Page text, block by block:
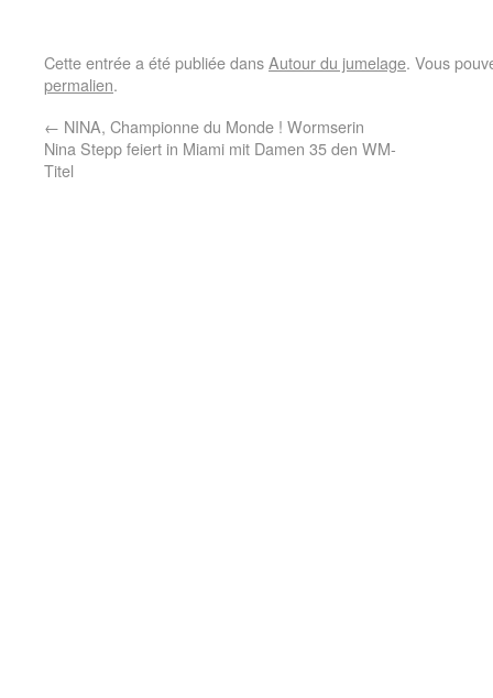
Cette entrée a été publiée dansAutour du jumelage. Vous
permalien.
← NINA, Championne du Monde ! Wormserin
Nina Stepp feiert in Miami mit Damen 35 den WM-
Titel